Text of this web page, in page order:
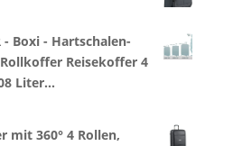
- Boxi - Hartschalen-
Reisekoffer 4
Liter…
mit 360° 4 Rollen,